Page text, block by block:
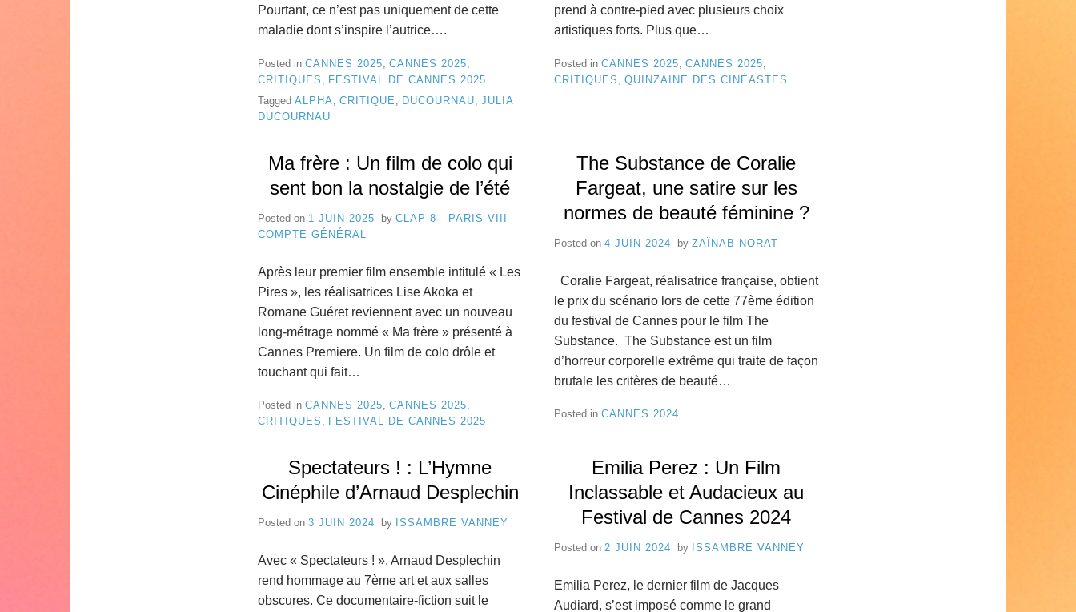
Pourtant, ce n’est pas uniquement de cette
maladie dont s’inspire l’autrice….
Posted in CANNES 2025 CANNES 2025
CRITIQUES
FESTIVAL DE CANNES 2025
Tagged ALPHA CRITIQUE DUCOURNAU JULIA
DUCOURNAU
prend à contre-pied avec plusieurs choix
artistiques forts. Plus que…
Posted in CANNES 2025 CANNES 2025
CRITIQUES
QUINZAINE DES CINÉASTES
Ma frère : Un film de colo qui
sent bon la nostalgie de l’été
Posted on 1 JUIN 2025 by CLAP 8 - PARIS VIII
COMPTE GÉNÉRAL
Après leur premier film ensemble intitulé « Les
Pires », les réalisatrices Lise Akoka et
Romane Guéret reviennent avec un nouveau
long-métrage nommé « Ma frère » présenté à
Cannes Premiere. Un film de colo drôle et
touchant qui fait…
Posted in CANNES 2025 CANNES 2025
CRITIQUES
FESTIVAL DE CANNES 2025
The Substance de Coralie
Fargeat, une satire sur les
normes de beauté féminine ?
Posted on 4 JUIN 2024 by ZAÏNAB NORAT
Coralie Fargeat, réalisatrice française, obtient
le prix du scénario lors de cette 77ème édition
du festival de Cannes pour le film The
Substance. The Substance est un film
d’horreur corporelle extrême qui traite de façon
brutale les critères de beauté…
Posted in CANNES 2024
Spectateurs ! : L’Hymne
Cinéphile d’Arnaud Desplechin
Posted on 3 JUIN 2024 by ISSAMBRE VANNEY
Avec « Spectateurs ! », Arnaud Desplechin
rend hommage au 7ème art et aux salles
obscures. Ce documentaire-fiction suit le
Emilia Perez : Un Film
Inclassable et Audacieux au
Festival de Cannes 2024
Posted on 2 JUIN 2024 by ISSAMBRE VANNEY
Emilia Perez, le dernier film de Jacques
Audiard, s’est imposé comme le grand